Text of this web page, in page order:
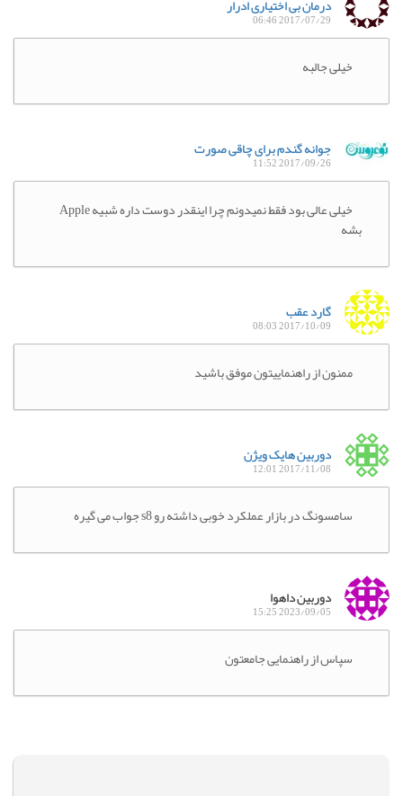
درمان بی اختیاری ادرار
2017/07/29 06:46
خیلی جالبه
جوانه گندم برای چاقی صورت
2017/09/26 11:52
خیلی عالی بود فقط نمیدونم چرا اینقدر دوست داره شبیه Apple
بشه
گارد عقب
2017/10/09 08:03
ممنون از راهنماییتون موفق باشید
دوربین هایک ویژن
2017/11/08 12:01
سامسونگ در بازار عملکرد خوبی داشته رو s8 جواب می گیره
دوربین داهوا
2023/09/05 15:25
سپاس از راهنمایی جامعتون